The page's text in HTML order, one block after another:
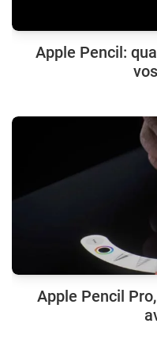
Apple Pencil:
Apple Pencil